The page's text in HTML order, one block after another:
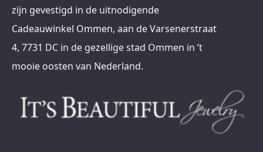
zijn gevestigd in de uitnodigende
Cadeauwinkel Ommen, aan de Varsenerstraat
4, 7731 DC in de gezellige stad Ommen in ’t
mooie oosten van Nederland.